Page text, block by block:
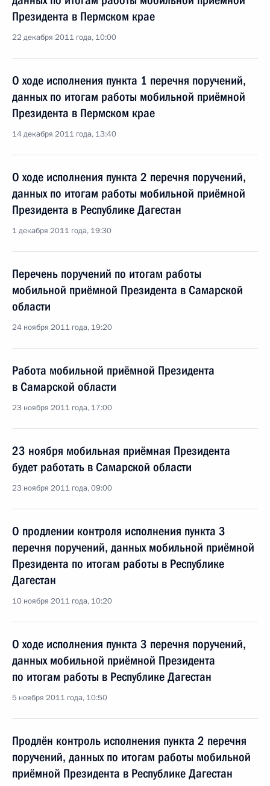
Президента в Пермском крае
22 декабря 2011 года, 10:00
О ходе исполнения пункта 1 перечня поручений,
данных по итогам работы мобильной приёмной
Президента в Пермском крае
14 декабря 2011 года, 13:40
О ходе исполнения пункта 2 перечня поручений,
данных по итогам работы мобильной приёмной
Президента в Республике Дагестан
1 декабря 2011 года, 19:30
Перечень поручений по итогам работы
мобильной приёмной Президента в Самарской
области
24 ноября 2011 года, 19:20
Работа мобильной приёмной Президента
в Самарской области
23 ноября 2011 года, 17:00
23 ноября мобильная приёмная Президента
будет работать в Самарской области
23 ноября 2011 года, 09:00
О продлении контроля исполнения пункта 3
перечня поручений, данных мобильной приёмной
Президента по итогам работы в Республике
Дагестан
10 ноября 2011 года, 10:20
О ходе исполнения пункта 3 перечня поручений,
данных мобильной приёмной Президента
по итогам работы в Республике Дагестан
5 ноября 2011 года, 10:50
Продлён контроль исполнения пункта 2 перечня
поручений, данных по итогам работы мобильной
приёмной Президента в Республике Дагестан